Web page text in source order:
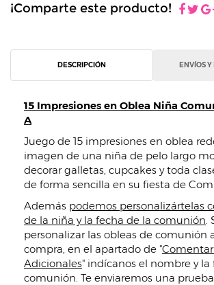
¡Comparte este producto!
DESCRIPCIÓN ENVÍOS
15 Impresiones en Oblea Niña
A
Juego de 15 impresiones en oblea
imagen de una niña de pelo largo
decorar galletas, cupcakes y toda
de forma sencilla en su fiesta de
Además podemos personalizártelas
de la niña y la fecha de la comunión.
personalizar las obleas de comunión
compra, en el apartado de "
Adicionales" indícanos el nombre y la
comunión. Te enviaremos una